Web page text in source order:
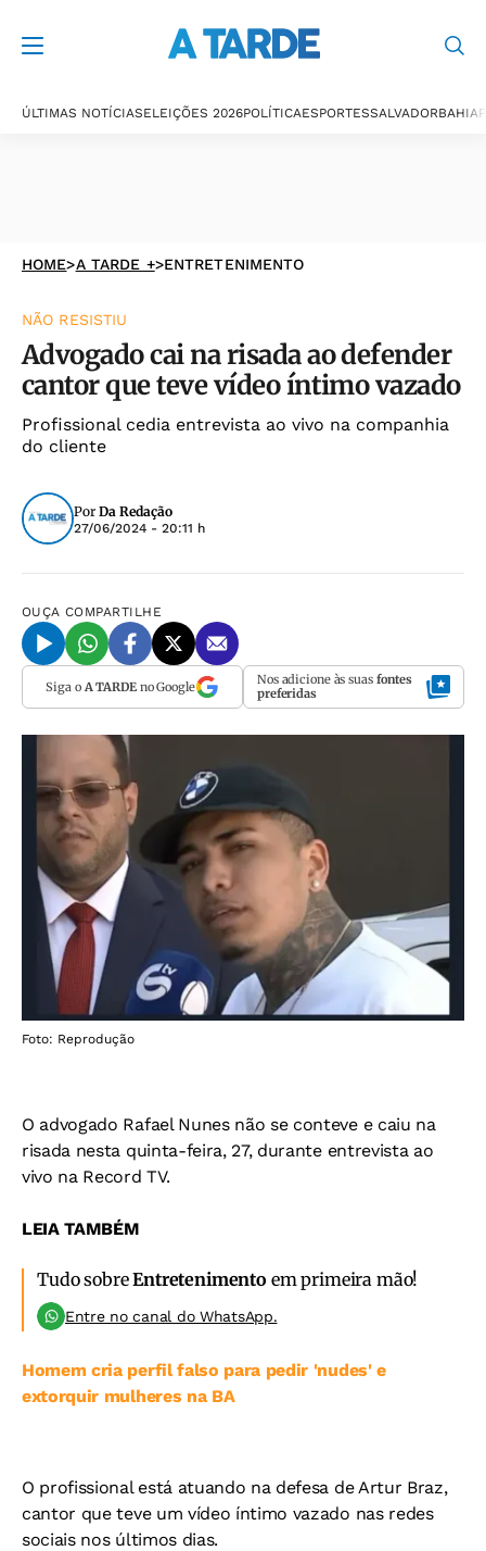
ÚLTIMAS NOTÍCIASELEIÇÕES 2026POLÍTICAESPORTESSALVADORBAHIA
HOME>A TARDE +>ENTRETENIMENTO
NÃO RESISTIU
Advogado cai na risada ao defender
cantor que teve vídeo íntimo vazado
Profissional cedia entrevista ao vivo na companhia
do cliente
Por Da Redação
27/06/2024 - 20:11 h
OUÇA COMPARTILHE
Siga o A TARDEno Google Nos adicione às suas fontes
preferidas
Foto: Reprodução
O advogado Rafael Nunes não se conteve e caiu na
risada nesta quinta-feira, 27, durante entrevista ao
vivo na Record TV.
LEIA TAMBÉM
Tudo sobreEntretenimento em primeira mão!
Entre no canal do WhatsApp.
Homem cria perfil falso para pedir 'nudes' e
extorquir mulheres na BA
O profissional está atuando na defesa de Artur Braz,
cantor que teve um vídeo íntimo vazado nas redes
sociais nos últimos dias.